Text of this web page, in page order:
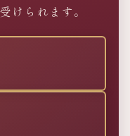
けられます。